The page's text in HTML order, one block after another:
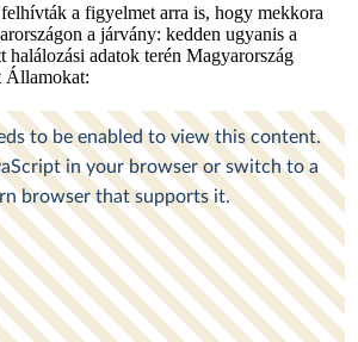
a figyelmet arra is, hogy mekkora
a járvány: kedden ugyanis a
halálozási adatok terén Magyarország
Államokat: